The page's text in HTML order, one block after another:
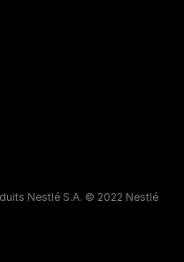
Nestlé S.A. © 2022 Nestlé